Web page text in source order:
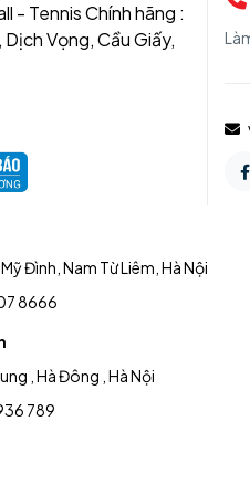
- Tennis Chính hãng :
Vọng, Cầu Giấy,
Đình, Nam Từ Liêm, Hà Nội
8666
, Hà Đông , Hà Nội
789